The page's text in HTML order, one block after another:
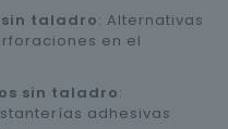
taladro: Alternativas
en el
sin taladro:
adhesivas